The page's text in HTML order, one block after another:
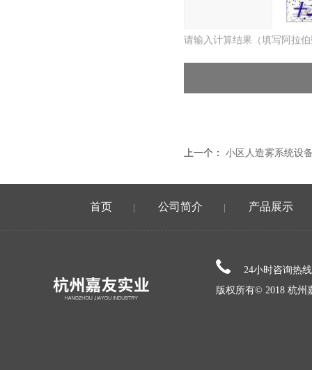
请输入计算结果（填写阿拉
上一个： 小区人造雾系统设
首页 公司简介 产品展示
24小时咨询热
版权所有© 2018 杭州